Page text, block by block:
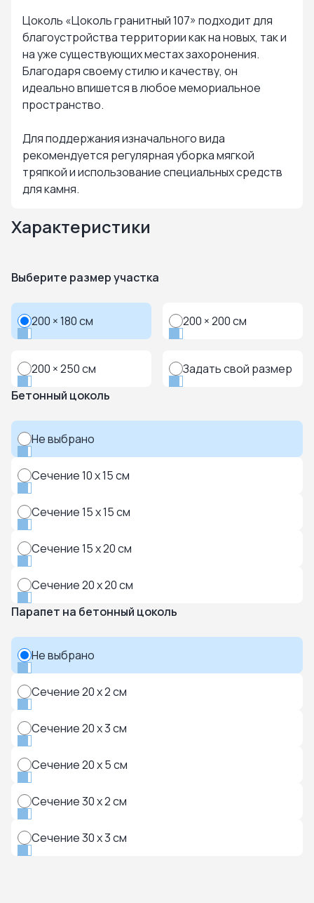
Цоколь «Цоколь гранитный 107» подходит для
благоустройства территории как на новых, так и
на уже существующих местах захоронения.
Благодаря своему стилю и качеству, он
идеально впишется в любое мемориальное
пространство.
Для поддержания изначального вида
рекомендуется регулярная уборка мягкой
тряпкой и использование специальных средств
для камня.
Характеристики
Выберите размер участка
200 × 180 см 200 × 200 см
200 × 250 см
Задать свой размер
Бетонный цоколь
Не выбрано
Сечение 10 x 15 см
Сечение 15 x 15 см
Сечение 15 x 20 см
Сечение 20 x 20 см
Парапет на бетонный цоколь
Не выбрано
Сечение 20 x 2 см
Сечение 20 x 3 см
Сечение 20 x 5 см
Сечение 30 x 2 см
Сечение 30 x 3 см